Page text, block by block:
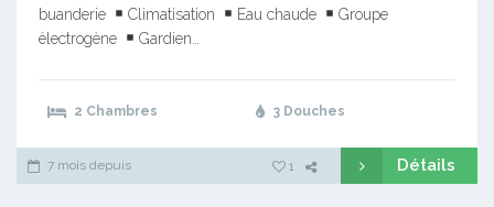
buanderie
Climatisation Eau chaude
Groupe
électrogène
Gardien…
2 Chambres 3 Douches
7 mois depuis 1 Détails